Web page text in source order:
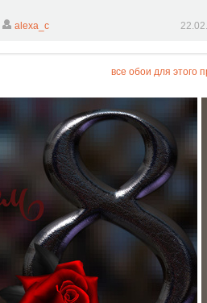
alexa_c
все обои для этого